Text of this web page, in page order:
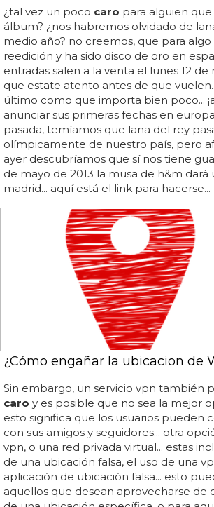
¿tal vez un poco caro para alguien
álbum? ¿nos habremos olvidado de
medio año? no creemos, que para algo
reedición y ha sido disco de oro en
entradas salen a la venta el lunes 12 de
que estate atento antes de que
último como que importa bien poco...
anunciar sus primeras fechas en
pasada, temíamos que lana del rey
olímpicamente de nuestro país, pero
ayer descubríamos que sí nos tiene
de mayo de 2013 la musa de h&m
madrid... aquí está el link para hacerse...
¿Cómo engañar la ubicacion de
Sin embargo, un servicio vpn también
caro y es posible que no sea la mejor
esto significa que los usuarios pueden
con sus amigos y seguidores... otra
vpn, o una red privada virtual... estas
de una ubicación falsa, el uso de una
aplicación de ubicación falsa... esto
aquellos que desean aprovecharse de